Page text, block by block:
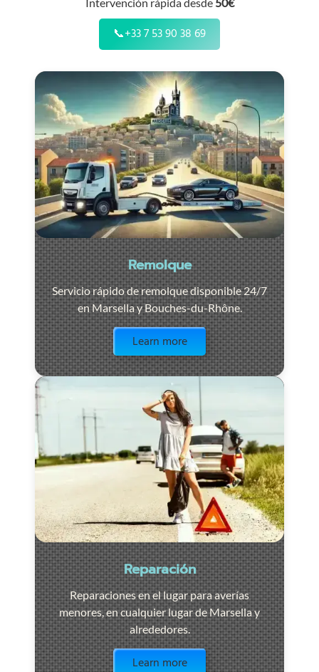
📞+33 7 53 90 38 69
Remolque
Servicio rápido de remolque disponible 24/7
en Marsella y Bouches-du-Rhône.
Learn more
Reparación
Reparaciones en el lugar para averías
menores, en cualquier lugar de Marsella y
alrededores.
Learn more